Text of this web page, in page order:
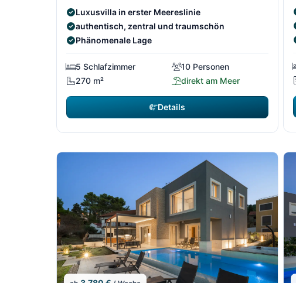
Luxusvilla in erster Meereslinie
authentisch, zentral und traumschön
Phänomenale Lage
5 Schlafzimmer
10 Personen
270 m²
direkt am Meer
Details